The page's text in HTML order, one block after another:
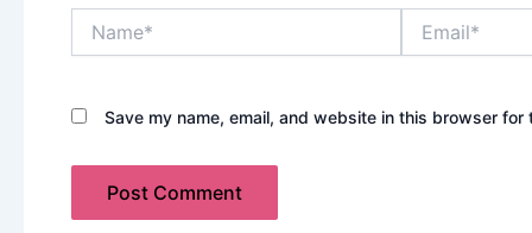
Save my name, email, and website in this browser for